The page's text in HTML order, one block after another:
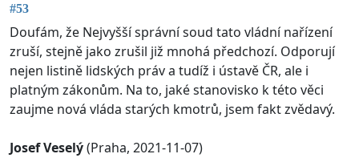
#53
Doufám, že Nejvyšší správní soud tato vládní nařízení
zruší, stejně jako zrušil již mnohá předchozí. Odporují
nejen listině lidských práv a tudíž i ústavě ČR, ale i
platným zákonům. Na to, jaké stanovisko k této věci
zaujme nová vláda starých kmotrů, jsem fakt zvědavý.
Josef Veselý(Praha, 2021-11-07)